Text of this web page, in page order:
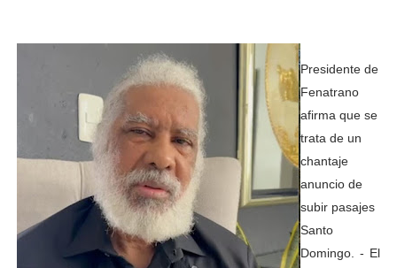
Presidente de
Fenatrano
afirma que se
trata de un
chantaje
anuncio de
subir pasajes
Santo
Domingo. - El